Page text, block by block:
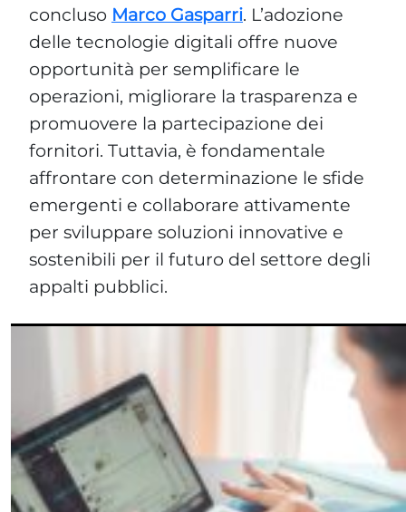
concluso Marco Gasparri. L’adozione
delle tecnologie digitali offre nuove
opportunità per semplificare le
operazioni, migliorare la trasparenza e
promuovere la partecipazione dei
fornitori. Tuttavia, è fondamentale
affrontare con determinazione le sfide
emergenti e collaborare attivamente
per sviluppare soluzioni innovative e
sostenibili per il futuro del settore degli
appalti pubblici.